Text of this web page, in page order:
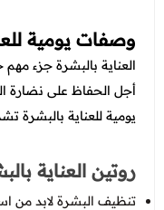
عروض الاشعة
عروض الباطنة
عروض العظام
عروض العلاج
وصفات يومية
العناية بالبشرة جزء
أجل الحفاظ على نضارة
يومية للعناية بالبشرة
روتين العناية
تنظيف البشرة لابد من